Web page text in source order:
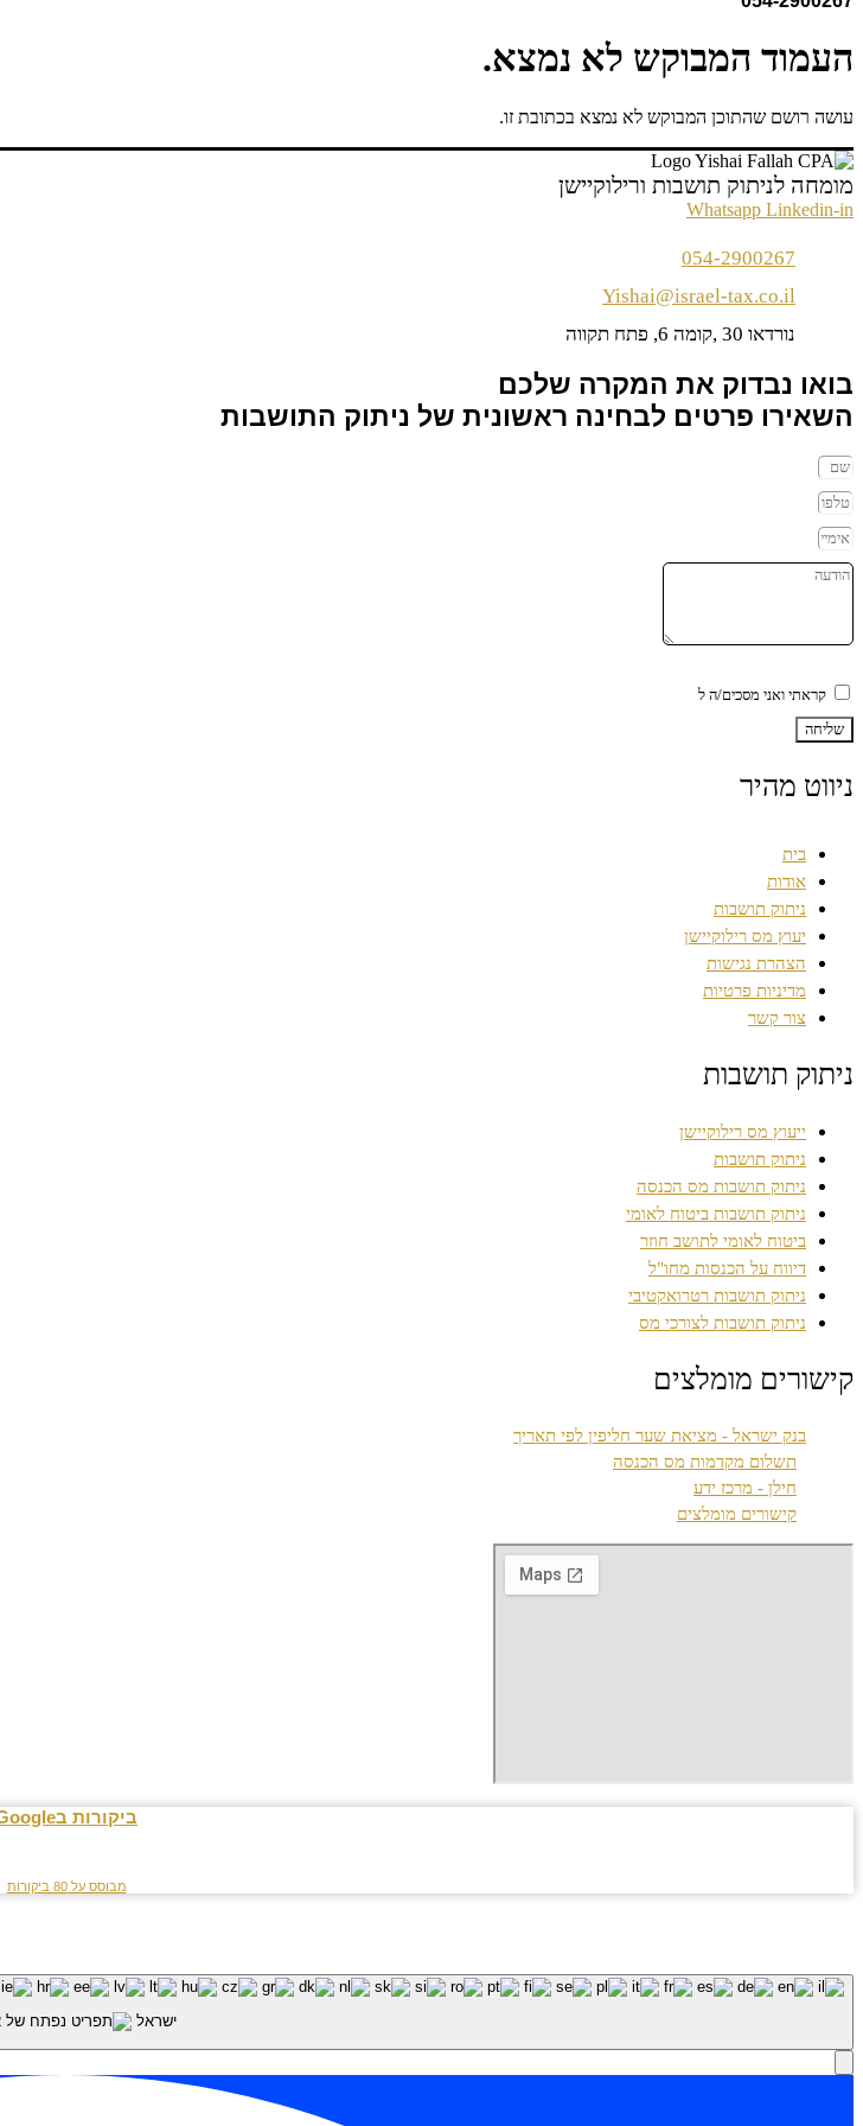
העמוד המבוקש לא נמצא.
עושה רושם שהתוכן המבוקש לא נמצא בכתובת זו.
מומחה לניתוק תושבות ורילוקיישן
Whatsapp Linkedin-in
054-2900267
Yishai@israel-tax.co.il
נורדאו 30 ,קומה 6, פתח תקווה
בואו נבדוק את המקרה שלכם
השאירו פרטים לבחינה ראשונית של ניתוק התושבות
קראתי ואני מסכים/ה ל
שליחה
ניווט מהיר
בית
אודות
ניתוק תושבות
יעוץ מס רילוקיישן
הצהרת נגישות
מדיניות פרטיות
צור קשר
ניתוק תושבות
ייעוץ מס רילוקיישן
ניתוק תושבות
ניתוק תושבות מס הכנסה
ניתוק תושבות ביטוח לאומי
ביטוח לאומי לתושב חוזר
דיווח על הכנסות מחו"ל
ניתוק תושבות רטרואקטיבי
ניתוק תושבות לצורכי מס
קישורים מומלצים
בנק ישראל - מציאת שער חליפין לפי תאריך
תשלום מקדמות מס הכנסה
חילן - מרכז ידע
קישורים מומלצים
ביקורות בGoogle
מבוסס על 80 ביקורות
ישראל